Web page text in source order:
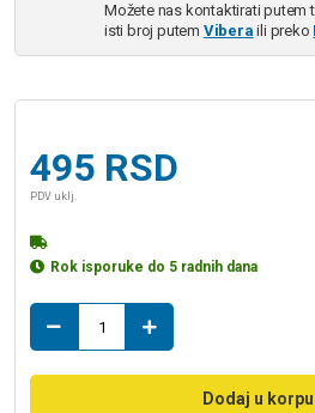
Možete nas kontaktirati putem
isti broj putem Vibera ili preko
495 RSD
PDV uklj.
Rok isporuke do 5 radnih dana
T
racva
Dodaj u korpu